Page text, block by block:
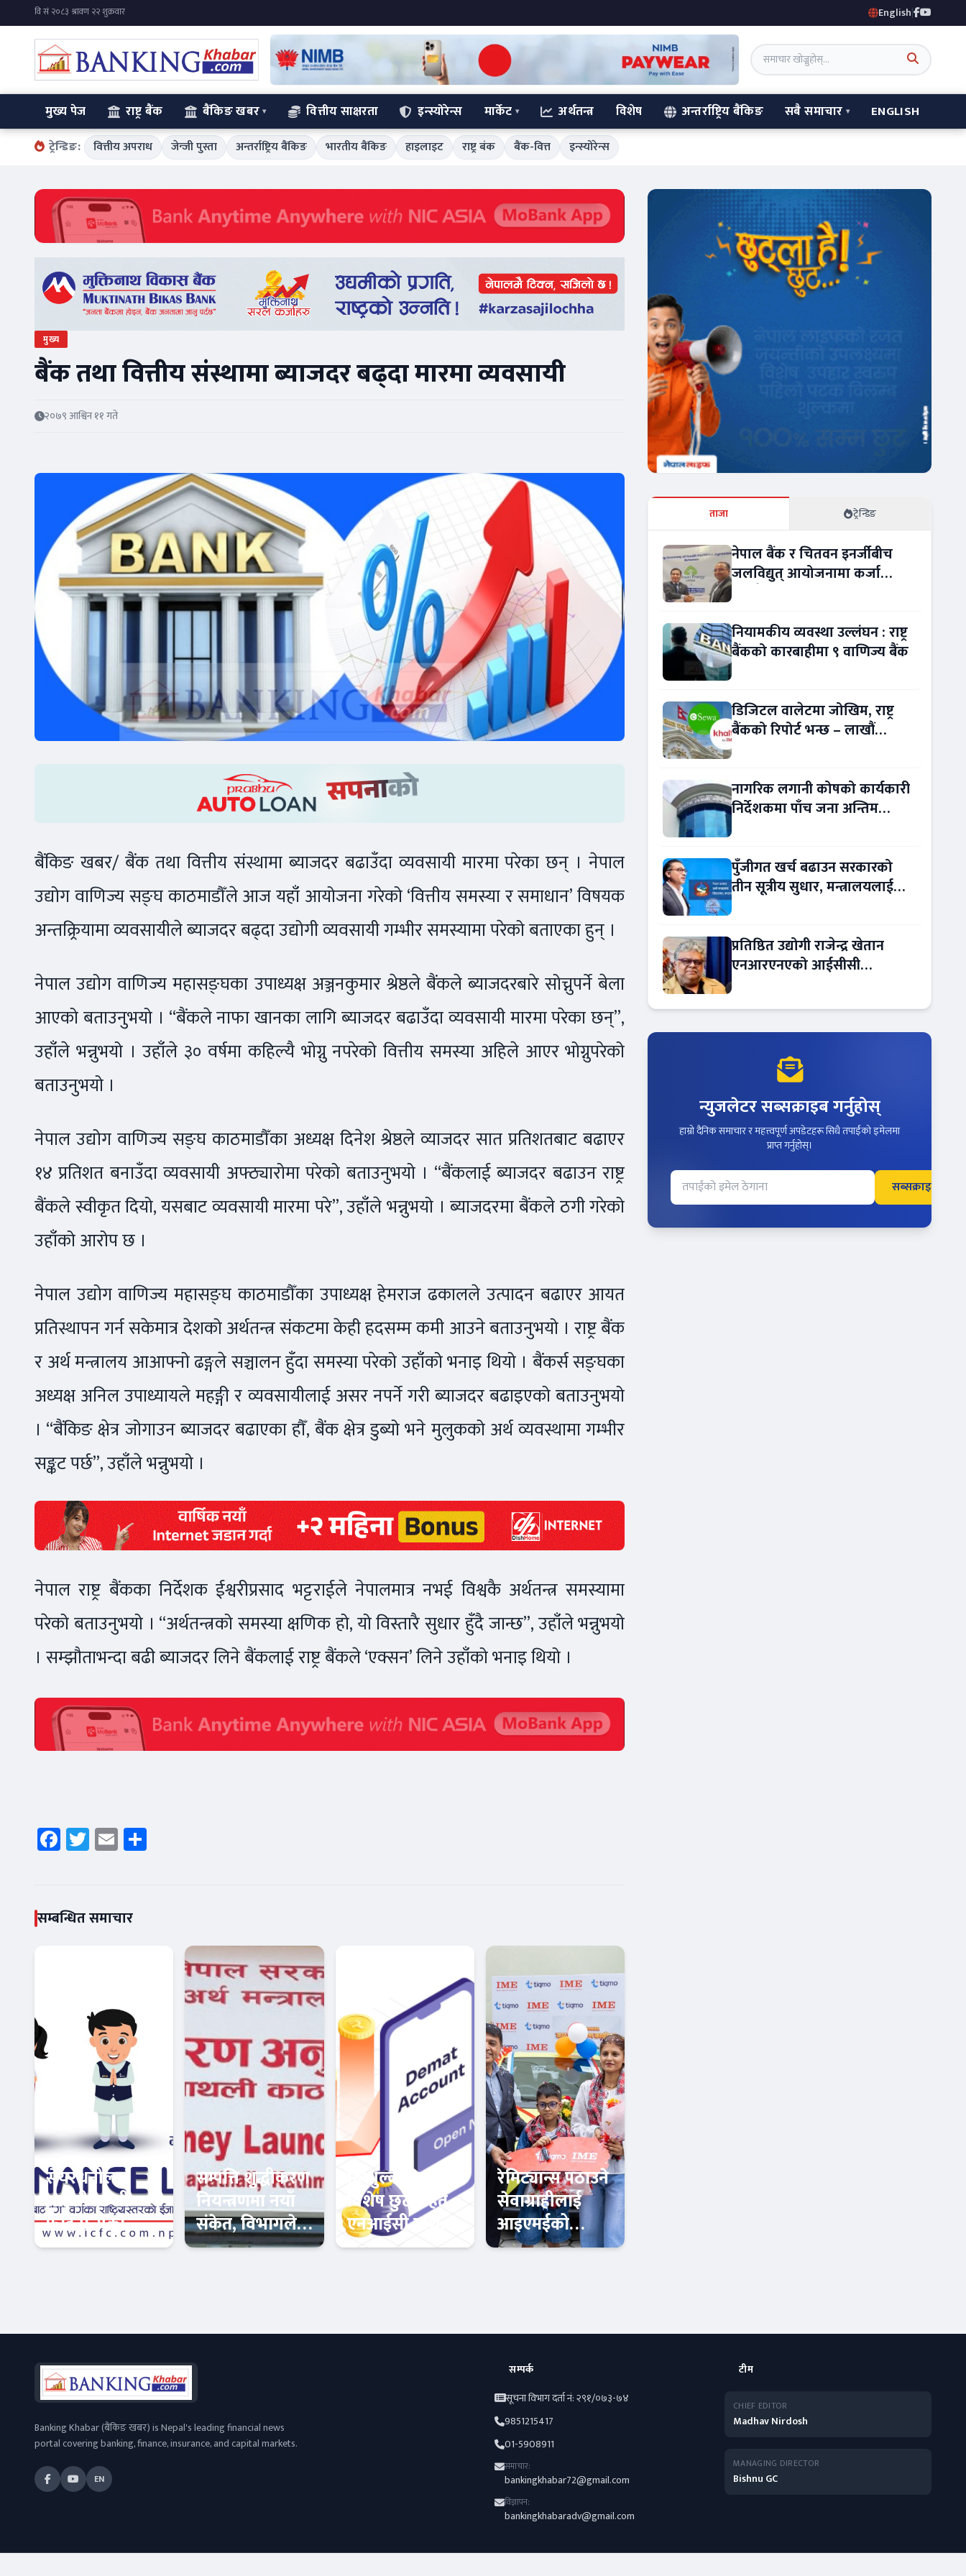
English|
मुख्य पेज राष्ट्र बैंक बैंकिङ खबर वित्तीय साक्षरता इन्स्योरेन्स मार्केट अर्थतन्त्र विशेष अन्तर्राष्ट्रिय बैंकिङ सबै समाचार ENGLISH
ट्रेन्डिङ: वित्तीय अपराध जेन्जी पुस्ता अन्तर्राष्ट्रिय बैंकिङ भारतीय बैंकिङ हाइलाइट राष्ट्र बंक बैंक-वित्त इन्स्योरेन्स
मुख्य
बैंक तथा वित्तीय संस्थामा ब्याजदर बढ्दा मारमा व्यवसायी
२०७९ आश्विन ११ गते
बैंकिङ खबर/ बैंक तथा वित्तीय संस्थामा ब्याजदर बढाउँदा व्यवसायी मारमा परेका छन् । नेपाल
उद्योग वाणिज्य सङ्घ काठमाडौँले आज यहाँ आयोजना गरेको ‘वित्तीय समस्या र समाधान’ विषयक
अन्तक्र्रियामा व्यवसायीले ब्याजदर बढ्दा उद्योगी व्यवसायी गम्भीर समस्यामा परेको बताएका हुन् ।
नेपाल उद्योग वाणिज्य महासङ्घका उपाध्यक्ष अञ्जनकुमार श्रेष्ठले बैंकले ब्याजदरबारे सोच्नुपर्ने बेला
आएको बताउनुभयो । “बैंकले नाफा खानका लागि ब्याजदर बढाउँदा व्यवसायी मारमा परेका छन्”,
उहाँले भन्नुभयो । उहाँले ३० वर्षमा कहिल्यै भोग्नु नपरेको वित्तीय समस्या अहिले आएर भोग्नुपरेको
बताउनुभयो ।
नेपाल उद्योग वाणिज्य सङ्घ काठमाडौँका अध्यक्ष दिनेश श्रेष्ठले व्याजदर सात प्रतिशतबाट बढाएर
१४ प्रतिशत बनाउँदा व्यवसायी अफ्ठ्यारोमा परेको बताउनुभयो । “बैंकलाई ब्याजदर बढाउन राष्ट्र
बैंकले स्वीकृत दियो, यसबाट व्यवसायी मारमा परे”, उहाँले भन्नुभयो । ब्याजदरमा बैंकले ठगी गरेको
उहाँको आरोप छ ।
नेपाल उद्योग वाणिज्य महासङ्घ काठमाडौँका उपाध्यक्ष हेमराज ढकालले उत्पादन बढाएर आयत
प्रतिस्थापन गर्न सकेमात्र देशको अर्थतन्त्र संकटमा केही हदसम्म कमी आउने बताउनुभयो । राष्ट्र बैंक
र अर्थ मन्त्रालय आआफ्नो ढङ्गले सञ्चालन हुँदा समस्या परेको उहाँको भनाइ थियो । बैंकर्स सङ्घका
अध्यक्ष अनिल उपाध्यायले महङ्गी र व्यवसायीलाई असर नपर्ने गरी ब्याजदर बढाइएको बताउनुभयो
। “बैंकिङ क्षेत्र जोगाउन ब्याजदर बढाएका हौँ, बैंक क्षेत्र डुब्यो भने मुलुकको अर्थ व्यवस्थामा गम्भीर
सङ्कट पर्छ”, उहाँले भन्नुभयो ।
नेपाल राष्ट्र बैंकका निर्देशक ईश्वरीप्रसाद भट्टराईले नेपालमात्र नभई विश्वकै अर्थतन्त्र समस्यामा
परेको बताउनुभयो । “अर्थतन्त्रको समस्या क्षणिक हो, यो विस्तारै सुधार हुँदै जान्छ”, उहाँले भन्नुभयो
। सम्झौताभन्दा बढी ब्याजदर लिने बैंकलाई राष्ट्र बैंकले ‘एक्सन’ लिने उहाँको भनाइ थियो ।
Facebook
Twitter
Email
सम्बन्धित समाचार
सेयरधनीलाई
आईसीएफसी
फाइनान्सको
सचेतना: बाँकी
सम्पत्ति शुद्धीकरण
नियन्त्रणमा नयाँ
संकेत, विभागले
बढायो अनुसन्धान
निःशुल्क डिम्याट र
विशेष छुटसहित
एनआईसी एशिया
क्यापिटलको नयाँ
रेमिट्यान्स पठाउने
सेवाग्राहीलाई
आइएमईको
उपहार,
ताजा ट्रेन्डिङ
नेपाल बैंक र चितवन इनर्जीबीच
जलविद्युत् आयोजनामा कर्जा
नियामकीय व्यवस्था उल्लंघन : राष्ट्र
बैंकको कारबाहीमा ९ वाणिज्य बैंक
डिजिटल वालेटमा जोखिम, राष्ट्र
बैंकको रिपोर्ट भन्छ – लाखौं
नागरिक लगानी कोषको कार्यकारी
निर्देशकमा पाँच जना अन्तिम
पुँजीगत खर्च बढाउन सरकारको
तीन सूत्रीय सुधार, मन्त्रालयलाई
प्रतिष्ठित उद्योगी राजेन्द्र खेतान
एनआरएनएको आईसीसी
न्युजलेटर सब्सक्राइब गर्नुहोस्
हाम्रो दैनिक समाचार र महत्त्वपूर्ण अपडेटहरू सिधै तपाईंको इमेलमा
प्राप्त गर्नुहोस्।
सब्सक्राइब
Banking Khabar (बैंकिङ खबर) is Nepal's leading financial news
portal covering banking, finance, insurance, and capital markets.
EN
सम्पर्क
सूचना विभाग दर्ता नं: २९१/०७३-७४
9851215417
01-5908911
समाचार:
bankingkhabar72@gmail.com
विज्ञापन:
bankingkhabaradv@gmail.com
टीम
CHIEF EDITOR
Madhav Nirdosh
MANAGING DIRECTOR
Bishnu GC